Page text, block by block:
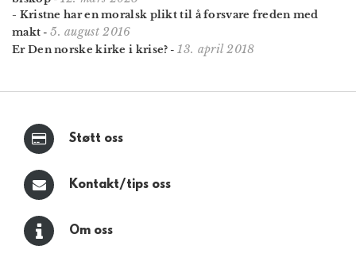
- Kristne har en moralsk plikt til å forsvare freden med
makt -5. august 2016
Er Den norske kirke i krise? -13. april 2018
Støtt oss
Kontakt/tips oss
Om oss